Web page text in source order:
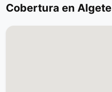
Cobertura en Algete